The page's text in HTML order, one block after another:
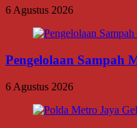
6 Agustus 2026
Pengelolaan Sampah
6 Agustus 2026